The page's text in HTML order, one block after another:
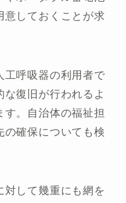
意しておくことが求
工呼吸器の利用者で
復旧が行われるよ
す。自治体の福祉担
の確保についても検
対して幾重にも網を